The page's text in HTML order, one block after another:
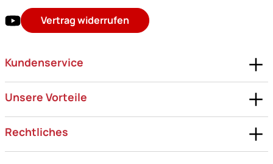
Vertrag widerrufen
Kundenservice
Unsere Vorteile
Rechtliches